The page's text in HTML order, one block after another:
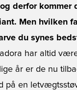
og derfor
Men hvilken
du synes
har altid
år er de nu
på en